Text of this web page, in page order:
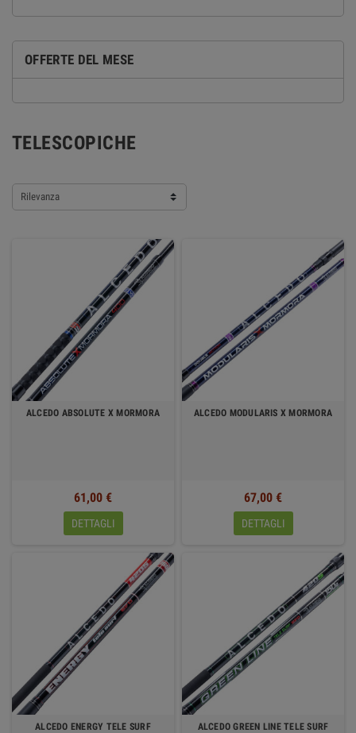
OFFERTE DEL MESE
TELESCOPICHE
Rilevanza
ALCEDO ABSOLUTE X MORMORA
61,00 €
DETTAGLI
ALCEDO MODULARIS X MORMORA
67,00 €
DETTAGLI
ALCEDO ENERGY TELE SURF ALCEDO GREEN LINE TELE SURF